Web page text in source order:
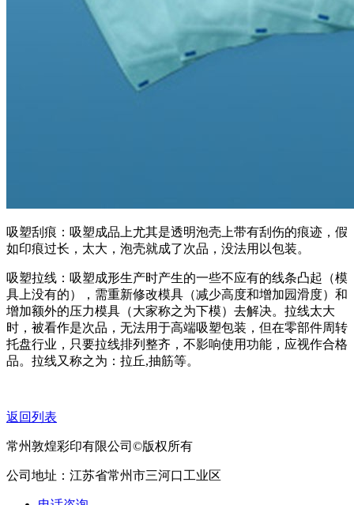
吸塑刮痕：吸塑成品上尤其是透明泡壳上带有刮伤的痕迹，假
如印痕过长，太大，泡壳就成了次品，没法用以包装。
吸塑拉线：吸塑成形生产时产生的一些不应有的线条凸起（模
具上没有的），需重新修改模具（减少高度和增加园滑度）和
增加额外的压力模具（大家称之为下模）去解决。拉线太大
时，被看作是次品，无法用于高端吸塑包装，但在零部件周转
托盘行业，只要拉线排列整齐，不影响使用功能，应视作合格
品。拉线又称之为：拉丘,抽筋等。
返回列表
常州敦煌彩印有限公司©版权所有
公司地址：江苏省常州市三河口工业区